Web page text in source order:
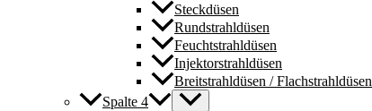
Steckdüsen
Rundstrahldüsen
Feuchtstrahldüsen
Injektorstrahldüsen
Breitstrahldüsen / Flachstrahldüsen
Spalte 4